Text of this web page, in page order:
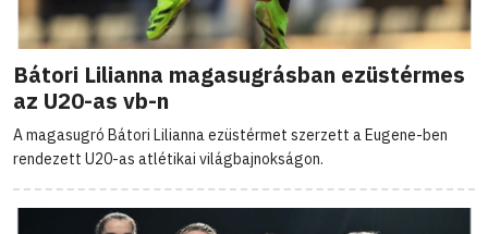
Bátori Lilianna magasugrásban ezüstérmes
az U20-as vb-n
A magasugró Bátori Lilianna ezüstérmet szerzett a Eugene-ben
rendezett U20-as atlétikai világbajnokságon.